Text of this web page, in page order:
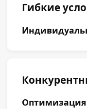
Гибкие
Оптимизация